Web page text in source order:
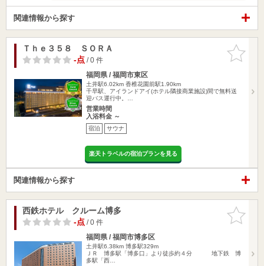
関連情報から探す
お気に入
りに追加
Ｔｈｅ３５８ ＳＯＲＡ
-点/ 0 件
福岡県 / 福岡市東区
土井駅6.02km 香椎花園前駅1.90km
千早駅、アイランドアイ(ホテル隣接商業施設)間で無料送
迎バス運行中。…
営業時間
入浴料金 ～
宿泊 サウナ
楽天トラベルの宿泊プランを見る
関連情報から探す
お気に入
りに追加
西鉄ホテル クルーム博多
-点/ 0 件
福岡県 / 福岡市博多区
土井駅6.38km 博多駅329m
ＪＲ 博多駅「博多口」より徒歩約４分 地下鉄 博
多駅「西…